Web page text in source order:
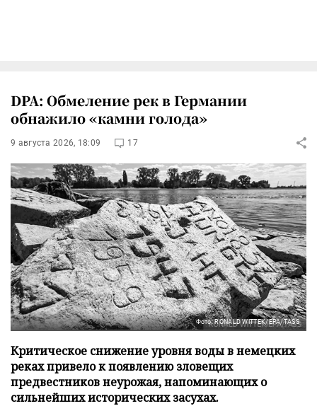
DPA: Обмеление рек в Германии
обнажило «камни голода»
9 августа 2026, 18:09 17
Фото: RONALD WITTEK/EPA/TASS
Критическое снижение уровня воды в немецких
реках привело к появлению зловещих
предвестников неурожая, напоминающих о
сильнейших исторических засухах.